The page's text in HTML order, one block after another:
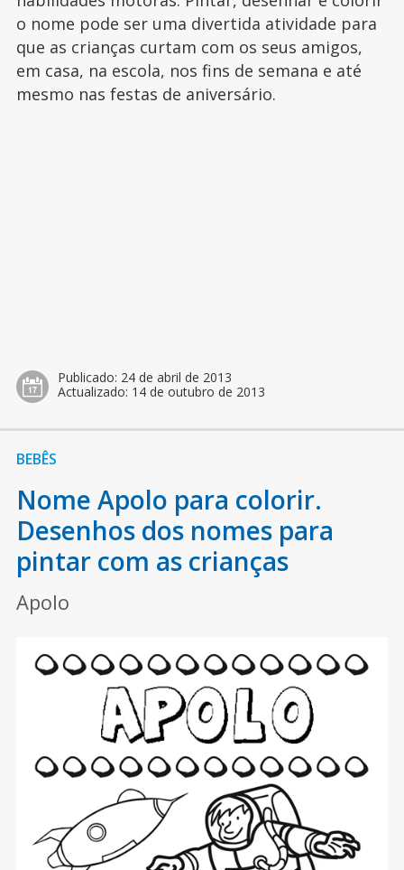
o nome pode ser uma divertida atividade para
que as crianças curtam com os seus amigos,
em casa, na escola, nos fins de semana e até
mesmo nas festas de aniversário.
Publicado: 24 de abril de 2013
Actualizado: 14 de outubro de 2013
BEBÊS
Nome Apolo para colorir.
Desenhos dos nomes para
pintar com as crianças
Apolo